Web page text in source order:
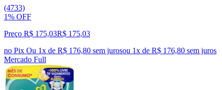
(4733)
1% OFF
Preço R$ 175,03R$ 175,03
no Pix Ou 1x de R$ 176,80 sem jurosou 1x de R$ 176,80 sem juros
Mercado Full